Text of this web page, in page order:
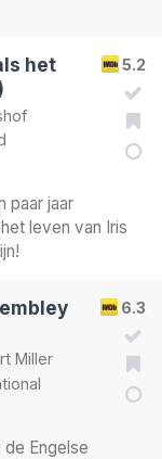
5.2
het
paar jaar
leven van Iris
6.3
Miller
de Engelse